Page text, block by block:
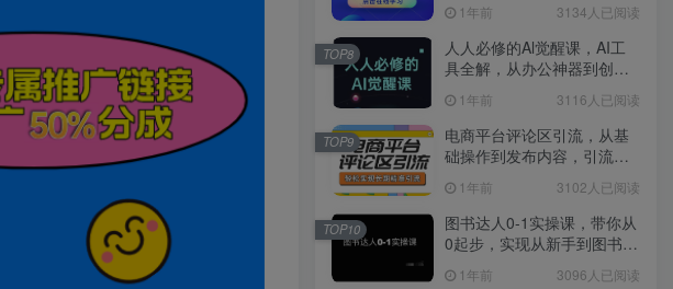
制、收徒等收益
1年前 3134人已阅读
人人必修的Al觉醒课，AI工
具全解，从办公神器到创意
1年前 3116人已阅读
TOP8
电商平台评论区引流，从基
础操作到发布内容，引流技
1年前 3102人已阅读
TOP9
图书达人0-1实操课，带你从
0起步，实现从新手到图书达
1年前 3096人已阅读
TOP10